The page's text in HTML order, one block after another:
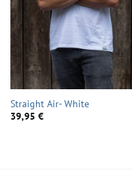
Straight Air- White
39,95 €